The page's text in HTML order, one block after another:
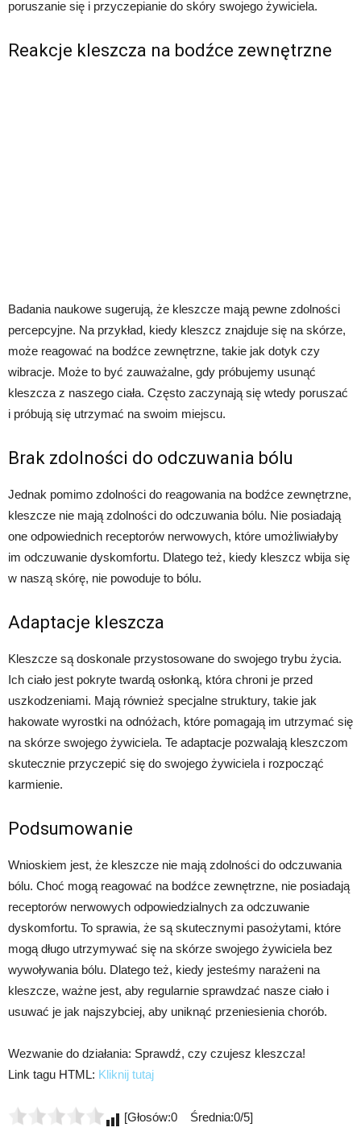
poruszanie się i przyczepianie do skóry swojego żywiciela.
Reakcje kleszcza na bodźce zewnętrzne
Badania naukowe sugerują, że kleszcze mają pewne zdolności
percepcyjne. Na przykład, kiedy kleszcz znajduje się na skórze,
może reagować na bodźce zewnętrzne, takie jak dotyk czy
wibracje. Może to być zauważalne, gdy próbujemy usunąć
kleszcza z naszego ciała. Często zaczynają się wtedy poruszać
i próbują się utrzymać na swoim miejscu.
Brak zdolności do odczuwania bólu
Jednak pomimo zdolności do reagowania na bodźce zewnętrzne,
kleszcze nie mają zdolności do odczuwania bólu. Nie posiadają
one odpowiednich receptorów nerwowych, które umożliwiałyby
im odczuwanie dyskomfortu. Dlatego też, kiedy kleszcz wbija się
w naszą skórę, nie powoduje to bólu.
Adaptacje kleszcza
Kleszcze są doskonale przystosowane do swojego trybu życia.
Ich ciało jest pokryte twardą osłonką, która chroni je przed
uszkodzeniami. Mają również specjalne struktury, takie jak
hakowate wyrostki na odnóżach, które pomagają im utrzymać się
na skórze swojego żywiciela. Te adaptacje pozwalają kleszczom
skutecznie przyczepić się do swojego żywiciela i rozpocząć
karmienie.
Podsumowanie
Wnioskiem jest, że kleszcze nie mają zdolności do odczuwania
bólu. Choć mogą reagować na bodźce zewnętrzne, nie posiadają
receptorów nerwowych odpowiedzialnych za odczuwanie
dyskomfortu. To sprawia, że są skutecznymi pasożytami, które
mogą długo utrzymywać się na skórze swojego żywiciela bez
wywoływania bólu. Dlatego też, kiedy jesteśmy narażeni na
kleszcze, ważne jest, aby regularnie sprawdzać nasze ciało i
usuwać je jak najszybciej, aby uniknąć przeniesienia chorób.
Wezwanie do działania: Sprawdź, czy czujesz kleszcza!
Link tagu HTML: Kliknij tutaj
[Głosów:0 Średnia:0/5]